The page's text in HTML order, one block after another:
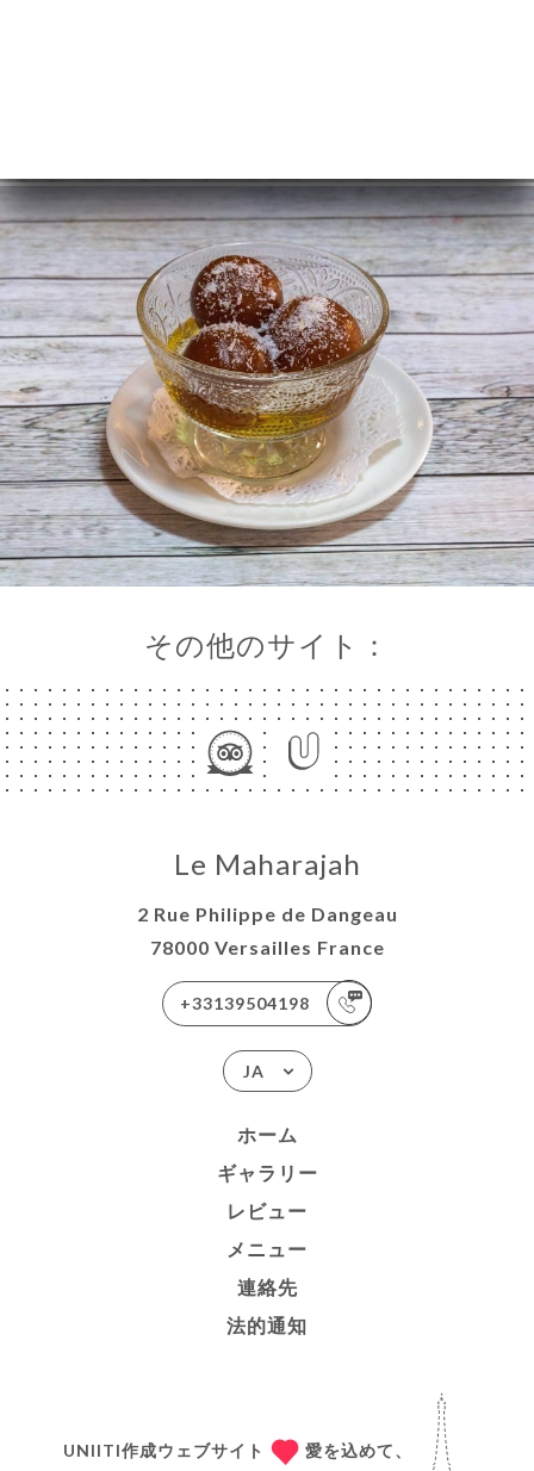
その他のサイト：
Le Maharajah
2 Rue Philippe de Dangeau
78000 Versailles France
+33139504198
JA
ホーム
ギャラリー
レビュー
メニュー
連絡先
法的通知
UNIITI作成ウェブサイト 愛を込めて、